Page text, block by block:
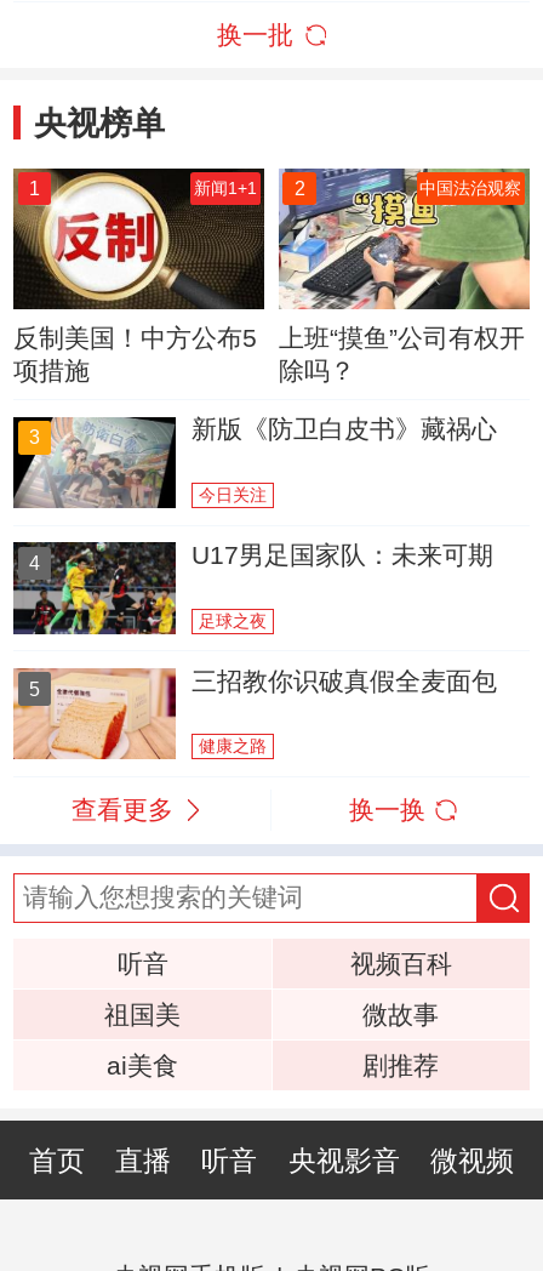
换一批
央视榜单
1 新闻1+1
反制美国！中方公布5
项措施
2 中国法治观察
上班“摸鱼”公司有权开
除吗？
3 新版《防卫白皮书》藏祸心
今日关注
4 U17男足国家队：未来可期
足球之夜
5 三招教你识破真假全麦面包
健康之路
查看更多 换一换
听音
视频百科
祖国美
微故事
ai美食
剧推荐
首页 直播 听音 央视影音 微视频